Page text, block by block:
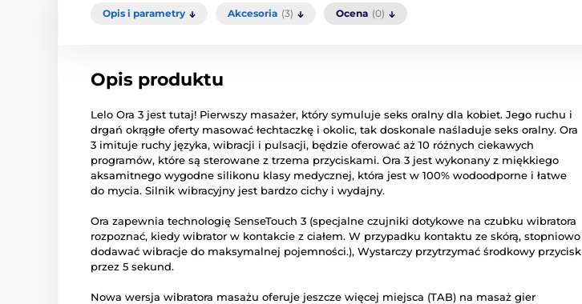
Opis i parametry Akcesoria (3) Ocena (0)
Opis produktu
Lelo Ora 3 jest tutaj! Pierwszy masażer, który symuluje seks oralny dla kobiet. Jego ruchu i
drgań okrągłe oferty masować łechtaczkę i okolic, tak doskonale naśladuje seks oralny. Ora
3 imituje ruchy języka, wibracji i pulsacji, będzie oferować aż 10 różnych ciekawych
programów, które są sterowane z trzema przyciskami. Ora 3 jest wykonany z miękkiego
aksamitnego wygodne silikonu klasy medycznej, która jest w 100% wodoodporne i łatwe
do mycia. Silnik wibracyjny jest bardzo cichy i wydajny.
Ora zapewnia technologię SenseTouch 3 (specjalne czujniki dotykowe na czubku wibratora
rozpoznać, kiedy wibrator w kontakcie z ciałem. W przypadku kontaktu ze skórą, stopniowo
dodawać wibracje do maksymalnej pojemności.), Wystarczy przytrzymać środkowy przycisk
przez 5 sekund.
Nowa wersja wibratora masażu oferuje jeszcze więcej miejsca (TAB) na masaż gier